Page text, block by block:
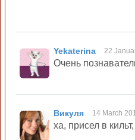
Yekaterina 22
Очень
Викуля 14 March
ха, присел в